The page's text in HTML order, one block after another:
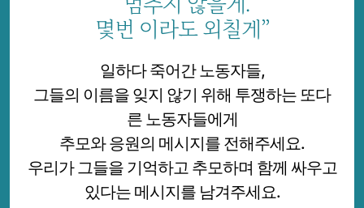
은 여러 이름으로 나뉘고, 그에 따라 안전과 권리도 나
뉜다. 위험은 외주화되고, 책임은 흐려진다. 원청은 이
결과 산업재해는 반복되고, 노동자는 죽음에서마저 차
별받는다.
이제 더 이상 일하다 죽는 것이 어쩔 수 없는 일로 여
겨져서는 안 된다. 일하다 죽지 않는 것, 차별받지 않는
것, 기업의 이윤보다 노동자의 생명이 중요하다는 상
식. 이 상식을 현실로 만들어야 한다.
몇번 이라도 외칠게”
일하다 죽어간 노동자들,
그들의 이름을 잊지 않기 위해 투쟁하는 또다
른 노동자들에게
추모와 응원의 메시지를 전해주세요.
우리가 그들을 기억하고 추모하며 함께 싸우고
있다는 메시지를 남겨주세요.